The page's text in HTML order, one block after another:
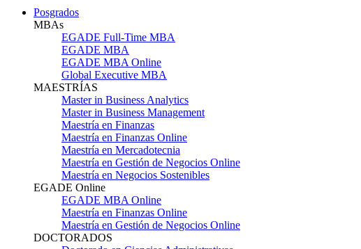
Posgrados
MBAs
EGADE Full-Time MBA
EGADE MBA
EGADE MBA Online
Global Executive MBA
MAESTRÍAS
Master in Business Analytics
Master in Business Management
Maestría en Finanzas
Maestría en Finanzas Online
Maestría en Mercadotecnia
Maestría en Gestión de Negocios Online
Maestría en Negocios Sostenibles
EGADE Online
EGADE MBA Online
Maestría en Finanzas Online
Maestría en Gestión de Negocios Online
DOCTORADOS